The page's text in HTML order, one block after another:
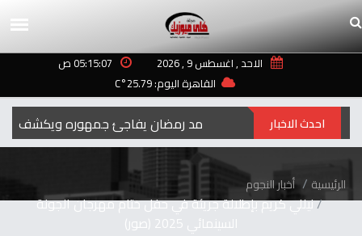
الاحد , اغسطس 9 , 2026
05:15:07 ص
القاهرة اليوم: 25.79°C
احدث الاخبار
الرئيسية أخبار النجوم
نيللي كريم بإطلالة جريئة في حفل ختام مهرجان الجونة
السينمائي 2025 (صور)